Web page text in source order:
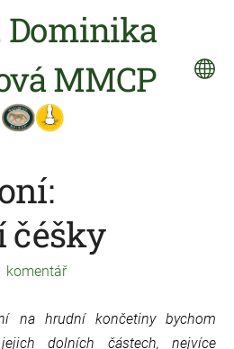
Dominika
MMCP
čéšky
komentář
na hrudní končetiny bychom
dolních částech, nejvíce